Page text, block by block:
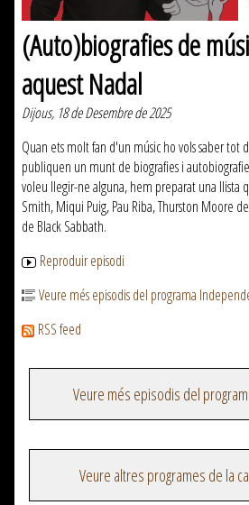
(Auto)biografies de
aquest Nadal
Dijous, 18 de Desembre de 2025
Quan ets molt fan d'un músic ho vols saber tot
publiquen un munt de biografies i
voleu llegir-ne alguna, hem preparat una llista
Smith, Miqui Puig, Pau Riba, Thurston Moore
de Black Sabbath.
Reproduir episodi
Veure més episodis del programa
RSS feed
Veure més episodis del
Veure altres programes de la